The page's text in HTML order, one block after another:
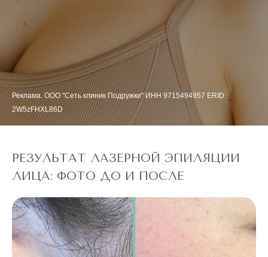
Реклама. ООО "Сеть клиник Подружки" ИНН 9715494957 ERID:
2W5zFHXL86D
РЕЗУЛЬТАТ ЛАЗЕРНОЙ ЭПИЛЯЦИИ
ЛИЦА: ФОТО ДО И ПОСЛЕ